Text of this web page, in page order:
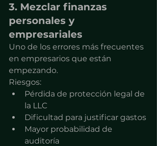
3. Mezclar finanzas
personales y
empresariales
Uno de los errores más frecuentes
en empresarios que están
empezando.
Riesgos:
Pérdida de protección legal de
la LLC
Dificultad para justificar gastos
Mayor probabilidad de
auditoría